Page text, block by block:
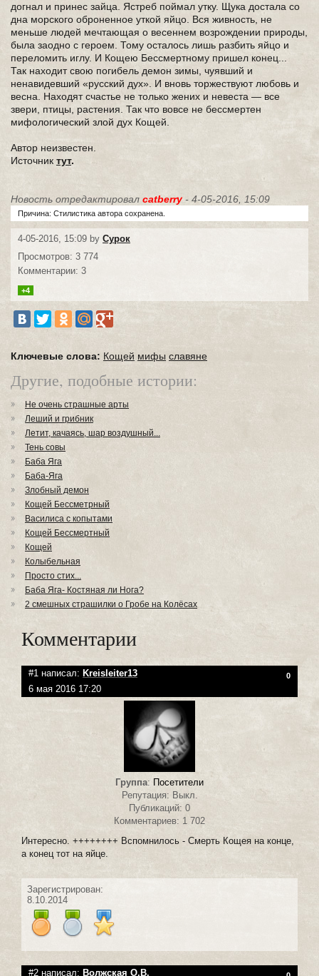
догнал и принес зайца. Ястреб поймал утку. Щука достала со
дна морского оброненное уткой яйцо. Вся живность, не
меньше людей мечтающая о весеннем возрождении природы,
была заодно с героем. Тому осталось лишь разбить яйцо и
переломить иглу. И Кощею Бессмертному пришел конец...
Так находит свою погибель демон зимы, чуявший и
ненавидевший «русский дух». И вновь торжествуют любовь и
весна. Находят счастье не только жених и невеста — все
звери, птицы, растения. Так что вовсе не бессмертен
мифологический злой дух Кощей.
Автор неизвестен.
Источник тут.
Новость отредактировал catberry- 4-05-2016, 15:09
Причина: Стилистика автора сохранена.
4-05-2016, 15:09 by Сурок
Просмотров: 3 774
Комментарии: 3
+4
Ключевые слова: Кощей мифы славяне
Другие, подобные истории:
Не очень страшные арты
Леший и грибник
Летит, качаясь, шар воздушный...
Тень совы
Баба Яга
Баба-Яга
Злобный демон
Кощей Бессметрный
Василиса с копытами
Кощей Бессмертный
Кощей
Колыбельная
Просто стих...
Баба Яга- Костяная ли Нога?
2 смешных страшилки о Гробе на Колёсах
Комментарии
#1 написал: Kreisleiter13 0
6 мая 2016 17:20
Группа: Посетители
Репутация: Выкл.
Публикаций: 0
Комментариев: 1 702
Интересно. ++++++++ Вспомнилось - Смерть Кощея на конце,
а конец тот на яйце.
Зарегистрирован:
8.10.2014
#2 написал: Волжская О.В.